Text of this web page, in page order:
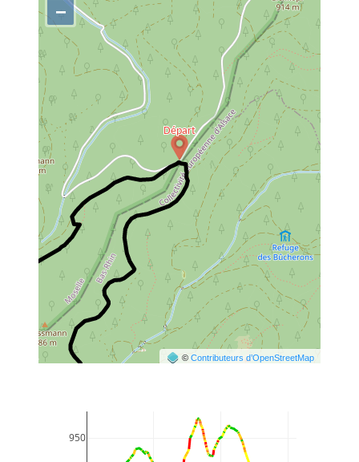
−
©Contributeurs d’OpenStreetMap
950